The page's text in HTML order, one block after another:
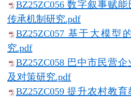
BZ25ZC056 数字叙事赋
传承机制研究.pdf
BZ25ZC057 基于大模型
究.pdf
BZ25ZC058 巴中市民营
及对策研究.pdf
BZ25ZC059 提升农村教